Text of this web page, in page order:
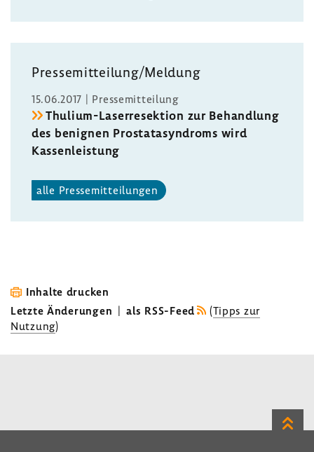
Pres­se­mit­tei­lung/Meldung
15.06.2017 | Pres­se­mit­tei­lung
Thulium-​Laserresektion zur Behand­lung
des benignen Prosta­ta­syn­droms wird
Kassen­leis­tung
alle Pres­se­mit­tei­lungen
Inhalte drucken
Letzte Änderungen | als RSS-Feed (Tipps zur
Nutzung)
Zum